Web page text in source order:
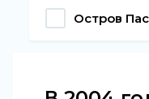
Остров